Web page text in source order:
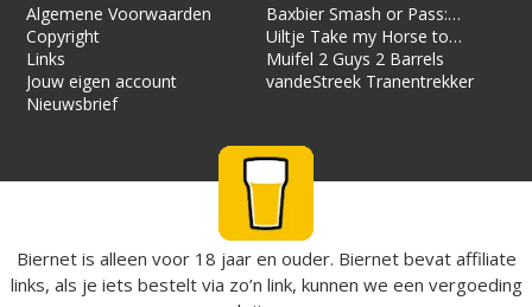
Algemene Voorwaarden
Copyright
Links
Jouw eigen account
Nieuwsbrief
Baxbier Smash or Pass:
Strata
Uiltje Take my Horse to
the Hotel Room
Muifel 2 Guys 2 Barrels
vandeStreek Tranentrekker
Biernet is alleen voor 18 jaar en ouder. Biernet bevat affiliate
links, als je iets bestelt via zo’n link, kunnen we een vergoeding